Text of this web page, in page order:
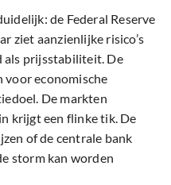
de Federal Reserve
ziet aanzienlijke risico’s
als prijsstabiliteit. De
voor economische
De markten
krijgt een flinke tik. De
of de centrale bank
storm kan worden